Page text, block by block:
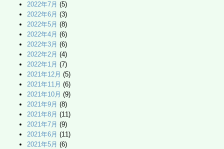
2022年7月 (5)
2022年6月 (3)
2022年5月 (8)
2022年4月 (6)
2022年3月 (6)
2022年2月 (4)
2022年1月 (7)
2021年12月 (5)
2021年11月 (6)
2021年10月 (9)
2021年9月 (8)
2021年8月 (11)
2021年7月 (9)
2021年6月 (11)
2021年5月 (6)